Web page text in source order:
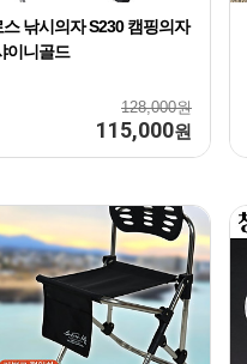
스 낚시의자 S230 캠핑의자
이니골드
128,000원
115,000원